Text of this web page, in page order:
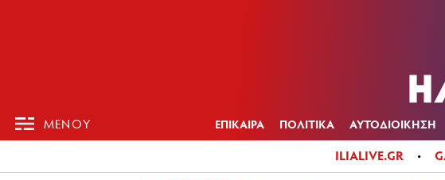
ΜΕΝΟΥ ΕΠΙΚΑΙΡΑ ΠΟΛΙΤΙΚΑ ΑΥΤΟΔΙΟΙΚΗΣΗ
ILIALIVE.GR